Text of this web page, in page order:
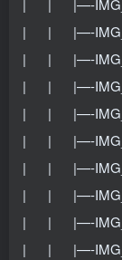
| | |—-
| | |—-
| | |—-
| | |—-
| | |—-
| | |—-
| | |—-
| | |—-
| | |—-
| | |—-